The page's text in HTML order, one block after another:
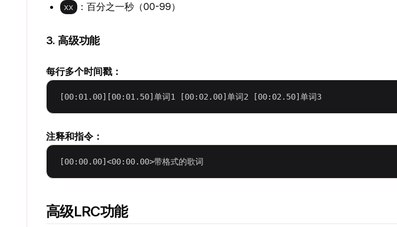
xx ：百分之一秒（00-99）
3. 高级功能
每行多个时间戳：
注释和指令：
高级LRC功能